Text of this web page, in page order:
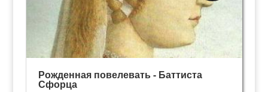
Рожденная повелевать - Баттиста
Сфорца